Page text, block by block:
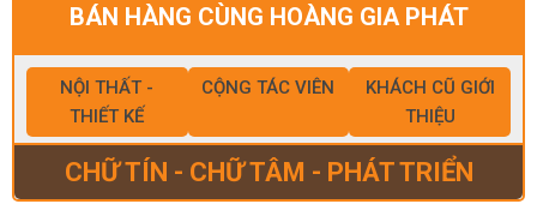
BÁN HÀNG CÙNG HOÀNG GIA PHÁT
NỘI THẤT -
THIẾT KẾ
CỘNG TÁC VIÊN
KHÁCH CŨ GIỚI
THIỆU
CHỮ TÍN - CHỮ TÂM - PHÁT TRIỂN